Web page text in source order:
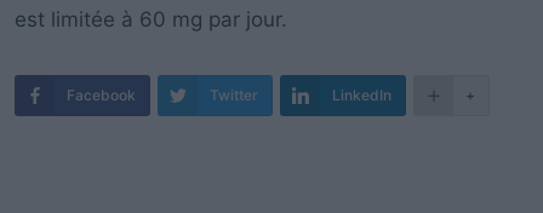
est limitée à 60 mg par jour.
Facebook Twitter LinkedIn +